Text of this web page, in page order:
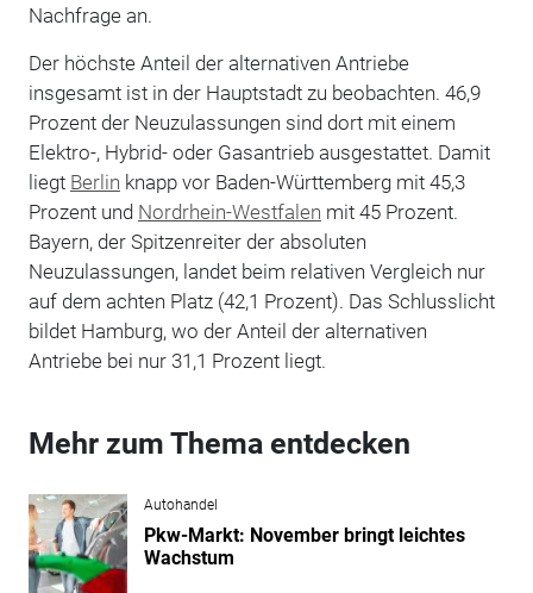
Nachfrage an.
Der höchste Anteil der alternativen Antriebe
insgesamt ist in der Hauptstadt zu beobachten. 46,9
Prozent der Neuzulassungen sind dort mit einem
Elektro-, Hybrid- oder Gasantrieb ausgestattet. Damit
liegt Berlin knapp vor Baden-Württemberg mit 45,3
Prozent und Nordrhein-Westfalen mit 45 Prozent.
Bayern, der Spitzenreiter der absoluten
Neuzulassungen, landet beim relativen Vergleich nur
auf dem achten Platz (42,1 Prozent). Das Schlusslicht
bildet Hamburg, wo der Anteil der alternativen
Antriebe bei nur 31,1 Prozent liegt.
Mehr zum Thema entdecken
Autohandel
Pkw-Markt: November bringt leichtes
Wachstum